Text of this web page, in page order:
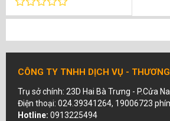
CÔNG TY TNHH DỊCH VỤ -
Trụ sở chính: 23D Hai Bà Trưng - P.Cửa
Điện thoại: 024.39341264, 19006723
Hotline: 0913225494